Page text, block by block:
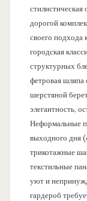
дорогой
своего подхода
городская
структурных
фетровая
шерстяной
элегантность,
Неформальные
выходного дня
трикотажные
текстильные
уют и
гардероб